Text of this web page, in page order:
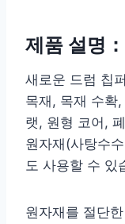
제품 설명：
새로운 드럼 칩
목재, 목재 수확
랫, 원형 코어,
원자재(사탕수
도 사용할 수 있
원자재를 절단